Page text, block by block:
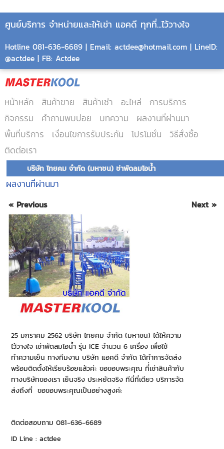
ศูนย์บริการ จำหน่ายและให้เช่า แอคดี ทุกที่...ไว้วางใจ
Hotline 081-636-6689 | Email: actdee@hotmail.com | LineID:
@actdee | FB: Actdee
หน้าหลัก สินค้าขาย สินค้าเช่า อะไหล่
การบริการ
กิจกรรม
คำถามพบบ่อย บทความ
ผลงานที่ผ่านมา
พื้นที่บริการ
เงื่อนไขการรับประกัน โปรโมชั่น
วิธีสั่งซื้อ
ติดต่อเรา
บริษัท ไทยคม จำกัด (มหาชน) ช่าพัดลมไอน้ำ
ผลงานที่ผ่านมา
« Previous Next »
25 มกราคม 2562 บริษัท ไทยคม จำกัด (มหาชน) ได้ให้ความ
ไว้วางใจ เช่าพัดลมไอน้ำ รุ่น ICE จำนวน 6 เครื่อง เพื่อใช้
ทำความเย็น ทางทีมงาน บริษัท แอคดี จำกัด ได้ทำการจัดส่ง
พร้อมติดตั้งให้เรียบร้อยแล้วค่ะ ขอขอบพระคุณ ที่่เช่าสินค้ากับ
ทางบริษัทของเรา เย็นจริง ประหยัดจริง ทีนี่ที่เดียว บริการจัด
ส่งถึงที่ ขอขอบพระคุณเป็นอย่างสูงค่ะ
ติดต่อสอบถาม 081-636-6689
ID Line : actdee